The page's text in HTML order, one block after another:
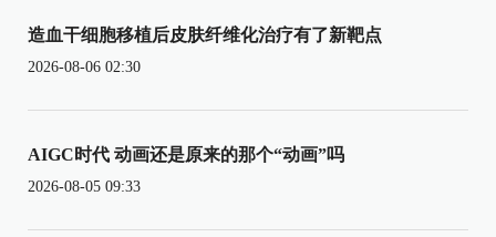
造血干细胞移植后皮肤纤维化治疗有了新靶点
2026-08-06 02:30
AIGC时代 动画还是原来的那个“动画”吗
2026-08-05 09:33